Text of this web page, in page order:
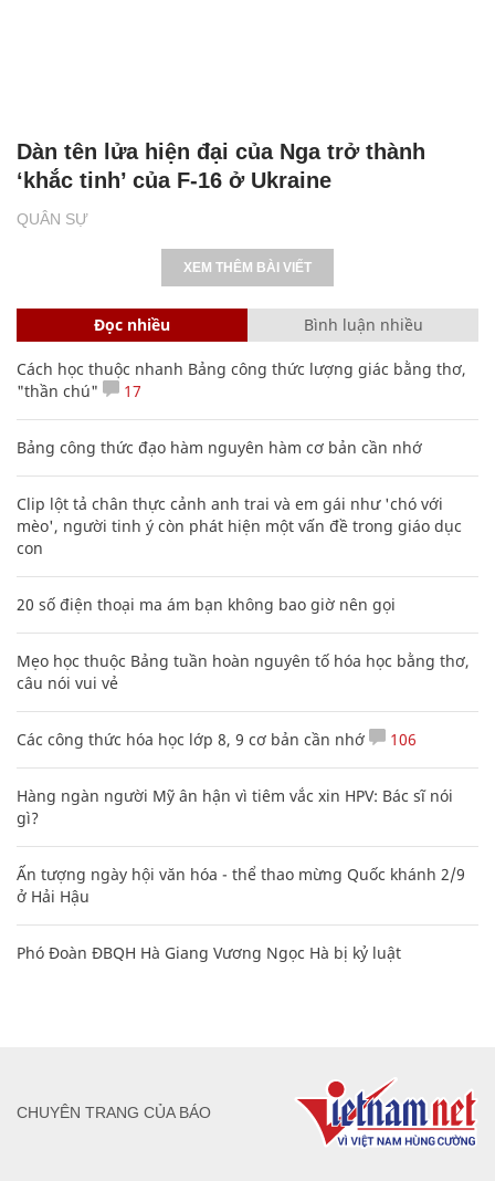
QUÂN SỰ
Dàn tên lửa hiện đại của Nga trở thành
‘khắc tinh’ của F-16 ở Ukraine
XEM THÊM BÀI VIẾT
Đọc nhiều Bình luận nhiều
Cách học thuộc nhanh Bảng công thức lượng giác bằng thơ,
"thần chú"
17
Bảng công thức đạo hàm nguyên hàm cơ bản cần nhớ
Clip lột tả chân thực cảnh anh trai và em gái như 'chó với
mèo', người tinh ý còn phát hiện một vấn đề trong giáo dục
con
20 số điện thoại ma ám bạn không bao giờ nên gọi
Mẹo học thuộc Bảng tuần hoàn nguyên tố hóa học bằng thơ,
câu nói vui vẻ
Các công thức hóa học lớp 8, 9 cơ bản cần nhớ 106
Hàng ngàn người Mỹ ân hận vì tiêm vắc xin HPV: Bác sĩ nói
gì?
Ấn tượng ngày hội văn hóa - thể thao mừng Quốc khánh 2/9
ở Hải Hậu
Phó Đoàn ĐBQH Hà Giang Vương Ngọc Hà bị kỷ luật
CHUYÊN TRANG CỦA BÁO